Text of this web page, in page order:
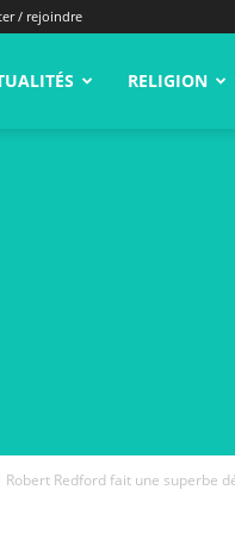
/ rejoindre
RELIGION
Robert Redford fait une superbe